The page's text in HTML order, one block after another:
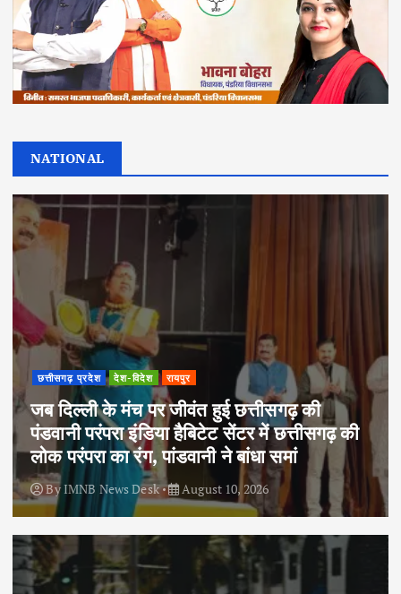
NATIONAL
छत्तीसगढ़ प्रदेश देश-विदेश रायपुर
जब दिल्ली के मंच पर जीवंत हुई छत्तीसगढ़ की
पंडवानी परंपरा इंडिया हैबिटेट सेंटर में छत्तीसगढ़ की
लोक परंपरा का रंग, पांडवानी ने बांधा समां
ByIMNB News Desk August 10, 2026